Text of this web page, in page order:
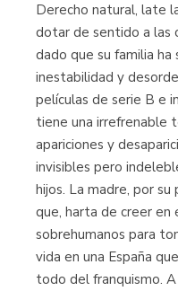
Derecho natural, late
dotar de sentido a las
dado que su familia
inestabilidad y
películas de serie B e
tiene una irrefrenable
apariciones y
invisibles pero
hijos. La madre, por
que, harta de creer en
sobrehumanos para
vida en una España
todo del franquismo.